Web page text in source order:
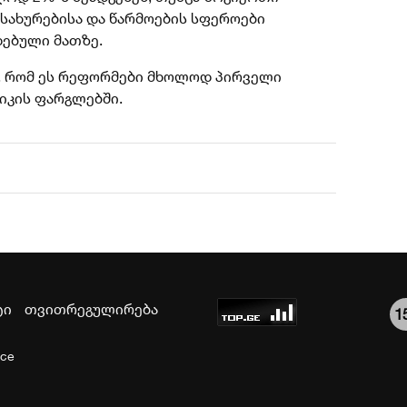
და წარმოების სფეროები
მათზე.
რომ ეს რეფორმები მხოლოდ პირველი
ფარგლებში.
თვითრეგულირება